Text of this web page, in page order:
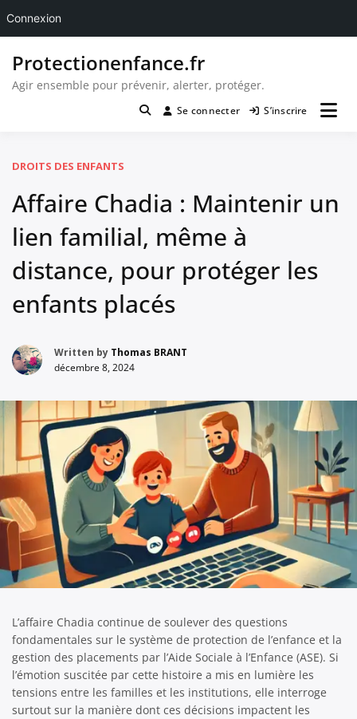
contenu
Protectionenfance.fr
Agir ensemble pour prévenir, alerter, protéger.
Se connecter S’inscrire
DROITS DES ENFANTS
Affaire Chadia : Maintenir un
lien familial, même à
distance, pour protéger les
enfants placés
Written by Thomas BRANT
décembre 8, 2024
L’affaire Chadia continue de soulever des questions
fondamentales sur le système de protection de l’enfance et la
gestion des placements par l’Aide Sociale à l’Enfance (ASE). Si
l’émotion suscitée par cette histoire a mis en lumière les
tensions entre les familles et les institutions, elle interroge
surtout sur la manière dont ces décisions impactent les
Connexion